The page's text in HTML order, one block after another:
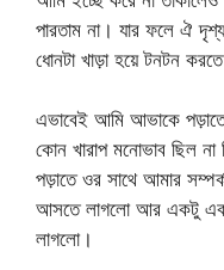
পারতাম না। যার ফলে ঐ
ধোনটা খাড়া হয়ে টনটন
এভাবেই আমি আভাকে
কোন খারাপ মনোভাব ছিল
পড়াতে ওর সাথে আমার
আসতে লাগলো আর একটু
লাগলো।